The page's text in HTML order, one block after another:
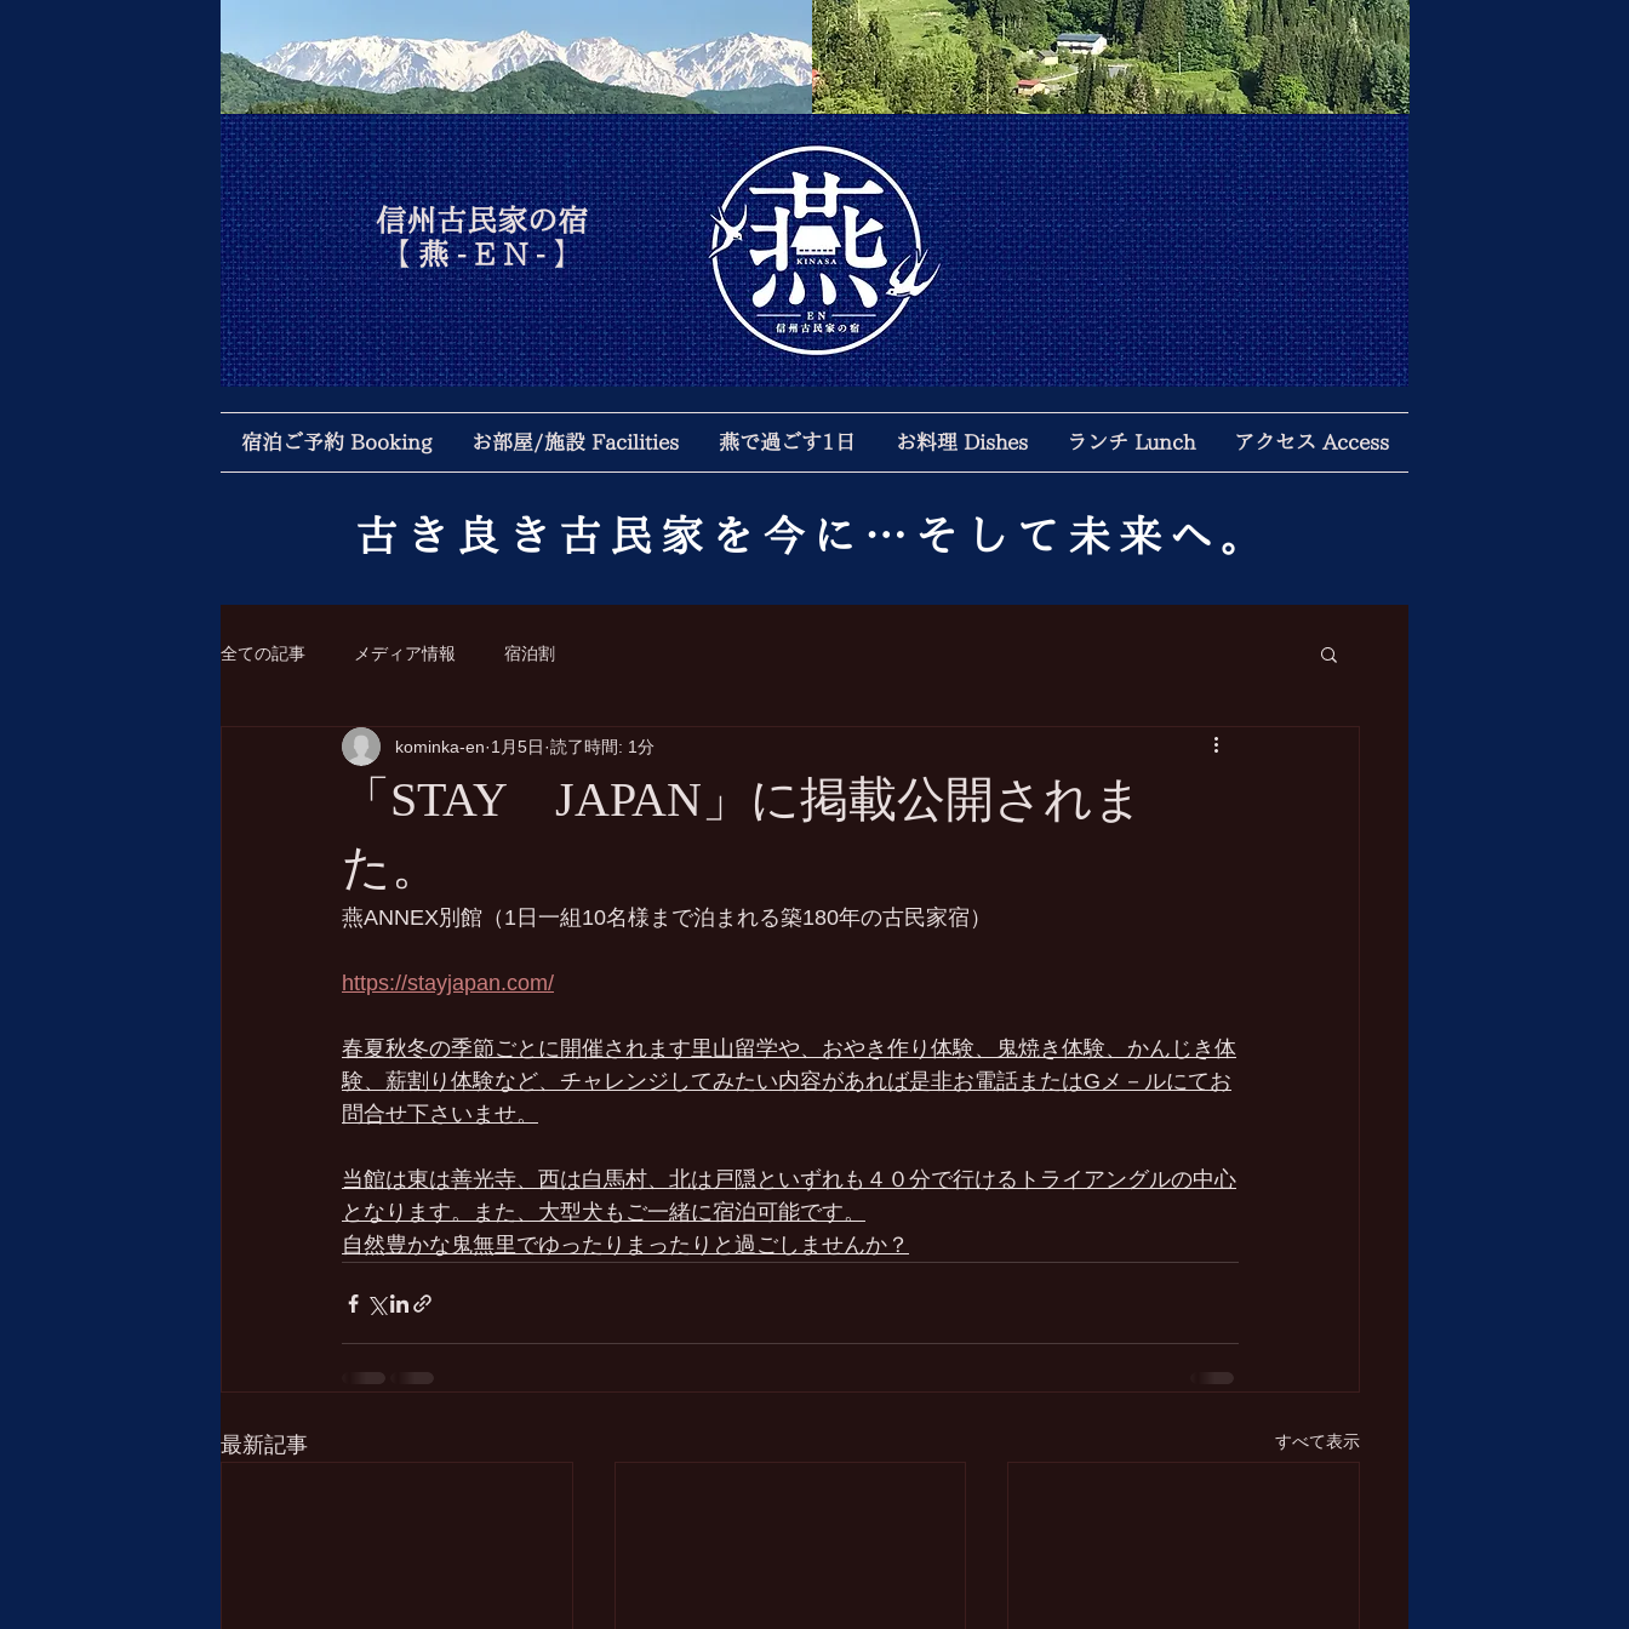
信州古民家の宿
【 燕- E N - 】
宿泊ご予約 Booking お部屋/施設 Facilities 燕で過ごす1日 お料理 Dishes ランチ Lunch アクセス Access
古き良き古民家を今に…そして未来へ。
全ての記事 メディア情報 宿泊割
「STAY JAPAN」に掲載公開されま
た。
kominka-en 1月5日 読了時間: 1分
燕ANNEX別館（1日一組10名様まで泊まれる築180年の古民家宿）
https://stayjapan.com/
春夏秋冬の季節ごとに開催されます里山留学や、おやき作り体験、鬼焼き体験、かんじき体
験、薪割り体験など、チャレンジしてみたい内容があれば是非お電話またはGメ－ルにてお
問合せ下さいませ。
当館は東は善光寺、西は白馬村、北は戸隠といずれも４０分で行けるトライアングルの中心
となります。また、大型犬もご一緒に宿泊可能です。
自然豊かな鬼無里でゆったりまったりと過ごしませんか？
最新記事 すべて表示